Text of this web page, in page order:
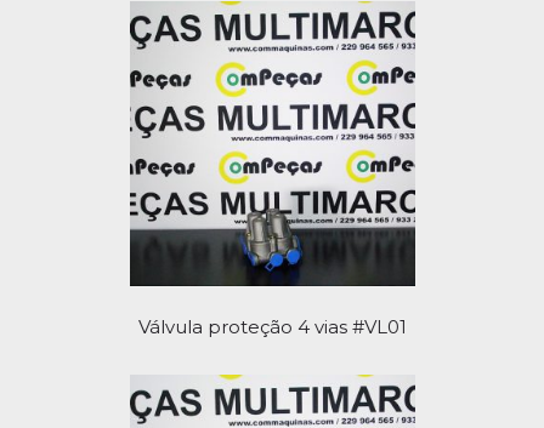
Válvula proteção 4 vias #VL01